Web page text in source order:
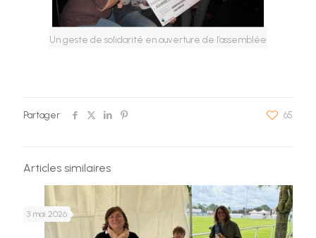
Un geste de solidarité en ouverture de l’assemblée
Partager 65
Articles similaires
3 mai 2026